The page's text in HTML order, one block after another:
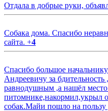
Отдала в добрые руки,
Собака дома. Спасибо
сайта. +4
Спасибо большое
Андреевичу за
равнодушным ,а нашёл
питомнике,накормил,укрыл
собак.Майи пошло на пользу